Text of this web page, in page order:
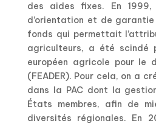
des aides fixes. En 1999,
d’orientation et de
fonds qui permettait
agriculteurs, a été scindé
européen agricole pour le
(FEADER). Pour cela, on a
dans la PAC dont la
États membres, afin de
diversités régionales. En